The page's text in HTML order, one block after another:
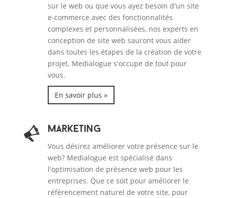
sur le web ou que vous ayez besoin d'un site
e-commerce avec des fonctionnalités
complexes et personnalisées, nos experts en
conception de site web sauront vous aider
dans toutes les étapes de la création de votre
projet. Medialogue s'occupe de tout pour
vous.
En savoir plus »
Marketing
Vous désirez améliorer votre présence sur le
web? Medialogue est spécialisé dans
l'optimisation de présence web pour les
entreprises. Que ce soit pour améliorer le
référencement naturel de votre site, pour